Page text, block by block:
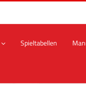
Spieltabellen